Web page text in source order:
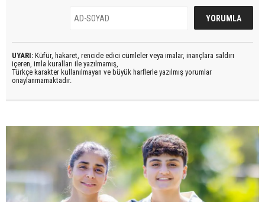
UYARI: Küfür, hakaret, rencide edici cümleler veya imalar, inançlara saldırı
içeren, imla kuralları ile yazılmamış,
Türkçe karakter kullanılmayan ve büyük harflerle yazılmış yorumlar
onaylanmamaktadır.